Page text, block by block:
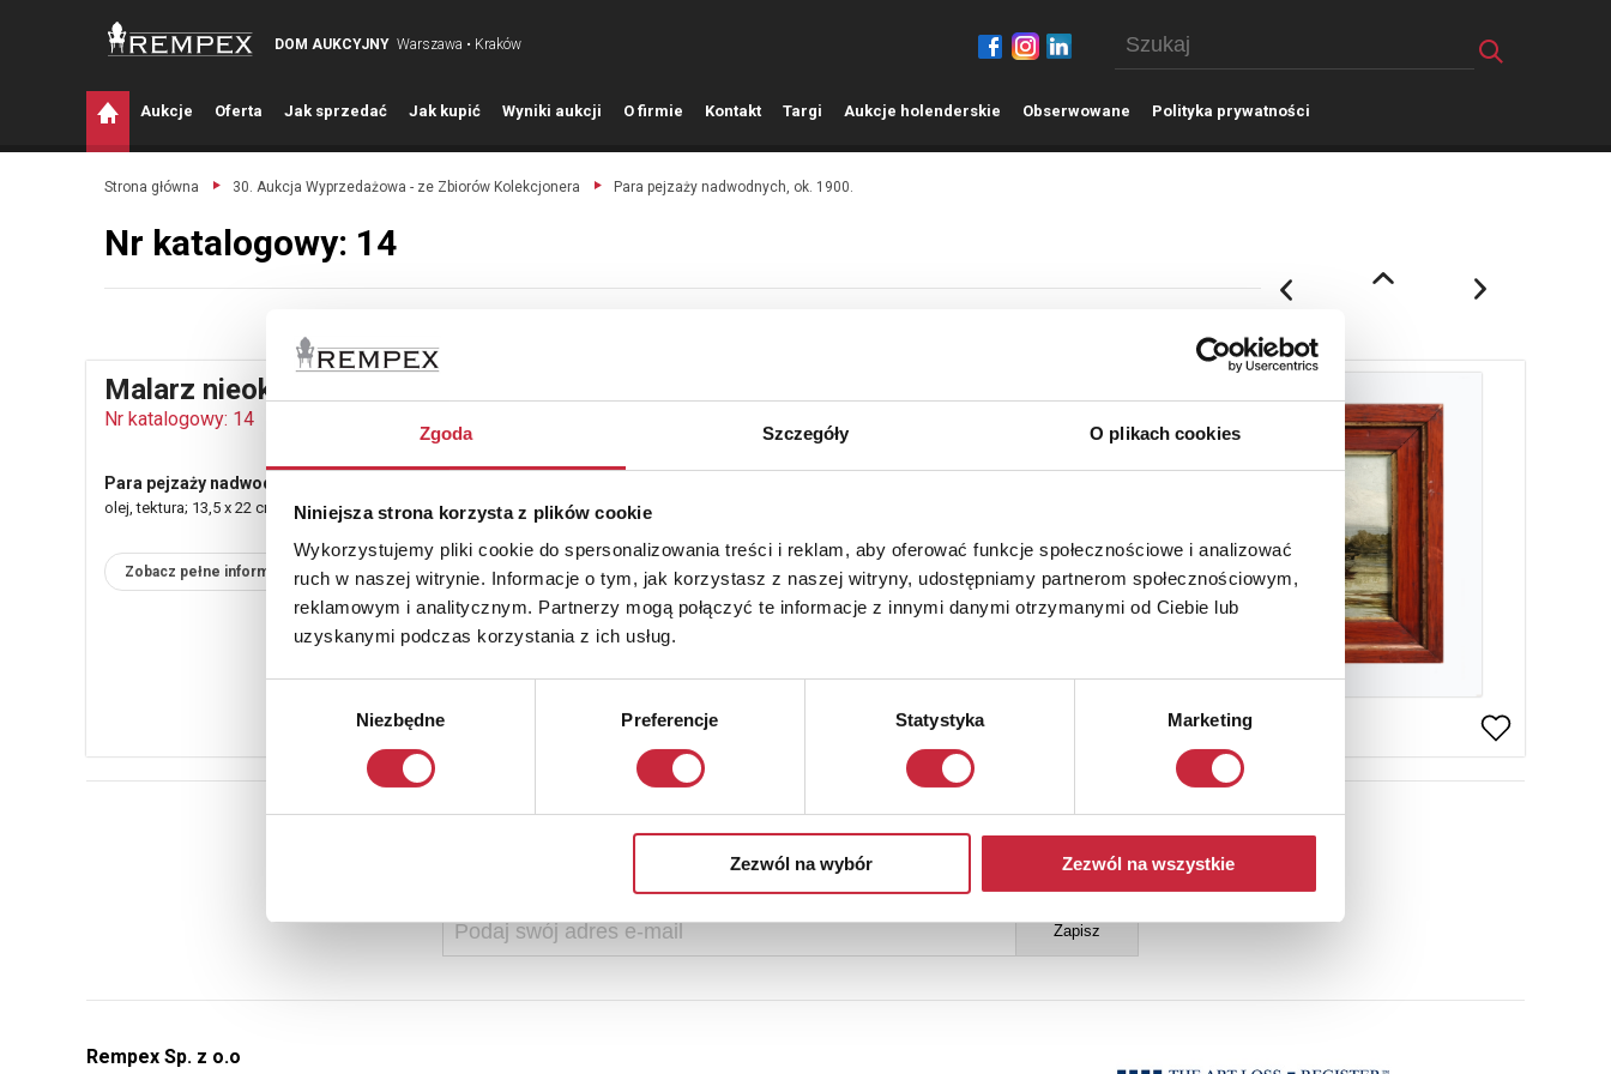
Zgoda Szczegóły O plikach cookies
Niniejsza strona korzysta z plików cookie
Wykorzystujemy pliki cookie do spersonalizowania treści i reklam, aby oferować funkcje społecznościowe i analizować
ruch w naszej witrynie. Informacje o tym, jak korzystasz z naszej witryny, udostępniamy partnerom społecznościowym,
reklamowym i analitycznym. Partnerzy mogą połączyć te informacje z innymi danymi otrzymanymi od Ciebie lub
uzyskanymi podczas korzystania z ich usług.
Niezbędne Preferencje Statystyka Marketing
Zezwól na wybór Zezwól na wszystkie
DOM AUKCYJNY Warszawa • Kraków
Aukcje Oferta Jak sprzedać Jak kupić Wyniki aukcji O firmie Kontakt Targi Aukcje holenderskie Obserwowane Polityka prywatności
Strona główna 30. Aukcja Wyprzedażowa - ze Zbiorów Kolekcjonera Para pejzaży nadwodnych, ok. 1900.
Nr katalogowy: 14
Malarz nieokreślony
Nr katalogowy: 14
Para pejzaży nadwodnych, ok. 1900
olej, tektura; 13,5 x 22 cm.
Zobacz pełne informacje
Newsletter
Aby otrzymywać informacje o nowych aukcjach, prosimy podać adres e-mail
Rempex Sp. z o.o